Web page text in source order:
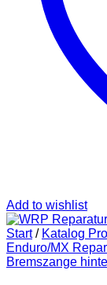
Add to wishlist
Start / Katalog
Enduro/MX
Bremszange